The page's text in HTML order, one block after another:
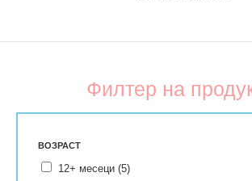
Филтер на
ВОЗРАСТ
12+ месеци (5)